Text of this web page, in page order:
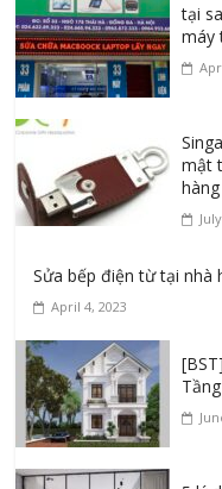
tại
máy
mật
Sửa bếp điện từ tại nhà
April 4, 2023